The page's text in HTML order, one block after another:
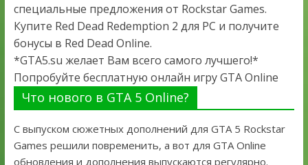
специальные предложения от Rockstar Games.
Купите Red Dead Redemption 2 для PC и получите
бонусы в Red Dead Online.
*GTA5.su желает Вам всего самого лучшего!*
Попробуйте бесплатную онлайн игру GTA Online
Что нового в GTA 5 Online?
С выпуском сюжетных дополнений для GTA 5 Rockstar
Games решили повременить, а вот для GTA Online
обновления и дополнения выпускаются регулярно.